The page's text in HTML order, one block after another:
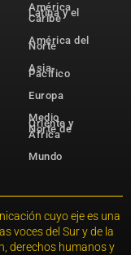
América
Latina y el
Caribe
América del
Norte
Asia-
Pacífico
Europa
Medio
Oriente y
Norte de
África
Mundo
cuyo eje es una
voces del Sur y de la
derechos humanos y